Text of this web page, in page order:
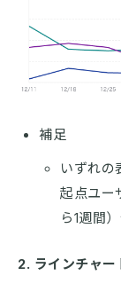
補足
いずれの
起点ユー
ら1週間
2. ラインチャー